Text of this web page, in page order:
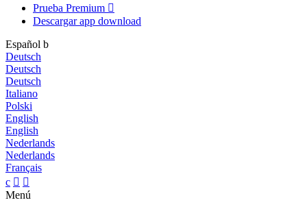
Prueba Premium 
Descargar app download
Español b
Deutsch
Deutsch
Deutsch
Italiano
Polski
English
English
Nederlands
Nederlands
Français
c  
Menú